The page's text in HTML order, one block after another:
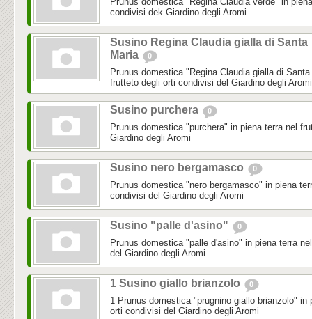
condivisi dek Giardino degli Aromi
Susino Regina Claudia gialla di Santa
Maria
0
Prunus domestica "Regina Claudia gialla di
frutteto degli orti condivisi del Giardino degli Aromi
Susino purchera 0
Prunus domestica "purchera" in piena terra nel
Giardino degli Aromi
Susino nero bergamasco 0
Prunus domestica "nero bergamasco" in piena
condivisi del Giardino degli Aromi
Susino "palle d'asino" 0
Prunus domestica "palle d'asino" in piena terra
del Giardino degli Aromi
1 Susino giallo brianzolo 0
1 Prunus domestica "prugnino giallo brianzolo" in
orti condivisi del Giardino degli Aromi